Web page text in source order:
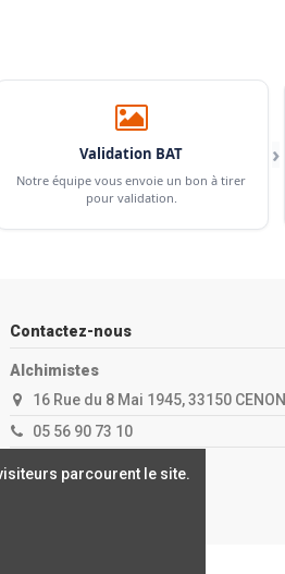
Validation BAT
Notre équipe vous envoie un bon à tirer
pour validation.
›
Contactez-nous
Alchimistes
16 Rue du 8 Mai 1945, 33150 CENON
05 56 90 73 10
parcourent le site.